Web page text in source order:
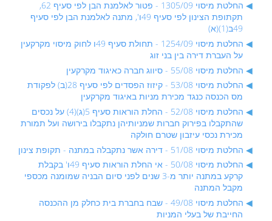
החלטת מיסוי 1305/09 - פטור לאלמנת הבן לפי סעיף 62,
תקתופת הצינון לפי סעיף 49ו', מתנה לאלמנת הבן לפי סעיף
49ב(1)(א)
החלטת מיסוי 1254/09 - תחולת סעיף 49ו לחוק מיסוי מקרקעין
על העברת דירה בין בני זוג
החלטת מיסוי 55/08 - סיווג חברה כאיגוד מקרקעין
החלטת מיסוי 53/08 - קיזוז הפסדים לפי סעיף 28(ב) לפקודת
מס הכנסה כנגד מכירת מניות באיגוד מקרקעין
החלטת מיסוי 52/08 - החלת הוראות סעיף 5(ג)(4) על נכסים
שהתקבלו בפירוק חברות שמניותיהן נתקבלו בירושה ועל תמורת
מכירת נכסי עיזבון שטרם חולקה
החלטת מיסוי 51/08 - דירה אשר נתקבלה במתנה - תקופת צינון
החלטת מיסוי 50/08 - אי החלת הוראות סעיף 49ו' בקבלת
קרקע במתנה יותר מ-3 שנים לפני סיום הבניה שמומנה מכספי
מקבל המתנה
החלטת מיסוי 49/08 - שבח בחברת בית כחלק מן ההכנסה
החייבת של בעלי המניות